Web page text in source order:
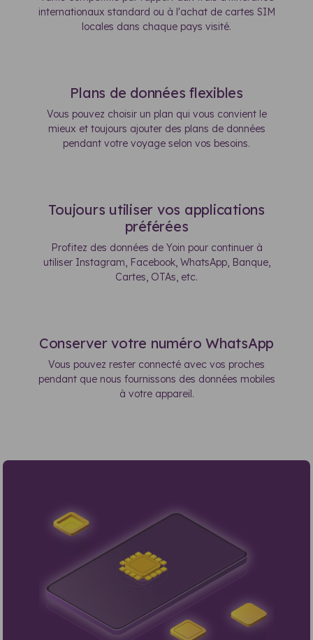
internationaux standard ou à l'achat de cartes SIM
locales dans chaque pays visité.
Plans de données flexibles
Vous pouvez choisir un plan qui vous convient le
mieux et toujours ajouter des plans de données
pendant votre voyage selon vos besoins.
Toujours utiliser vos applications
préférées
Profitez des données de Yoin pour continuer à
utiliser Instagram, Facebook, WhatsApp, Banque,
Cartes, OTAs, etc.
Conserver votre numéro WhatsApp
Vous pouvez rester connecté avec vos proches
pendant que nous fournissons des données mobiles
à votre appareil.